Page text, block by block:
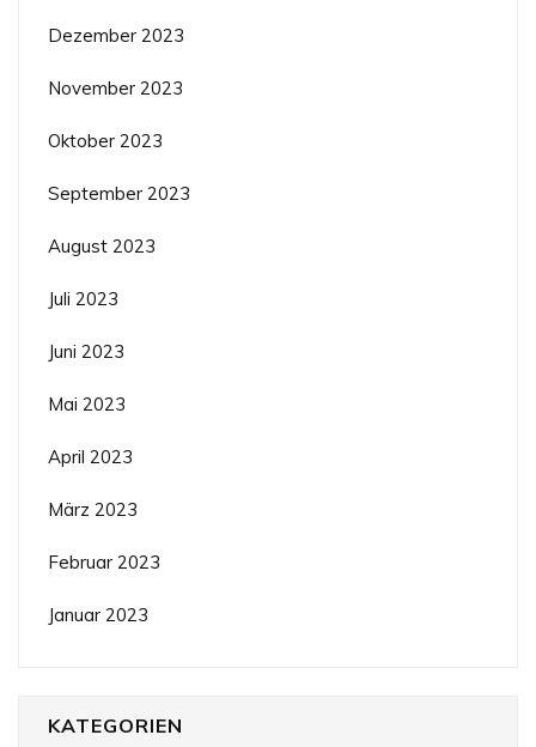
Dezember 2023
November 2023
Oktober 2023
September 2023
August 2023
Juli 2023
Juni 2023
Mai 2023
April 2023
März 2023
Februar 2023
Januar 2023
KATEGORIEN